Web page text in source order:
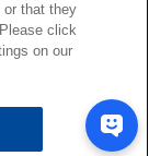
or that they
click
on our